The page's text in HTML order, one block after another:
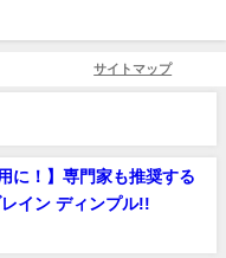
サイトマップ
に！】専門家も推奨する
イン ディンプル!!